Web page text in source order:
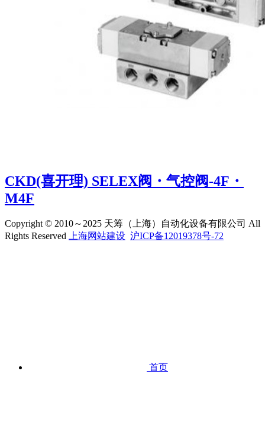
CKD(喜开理) SELEX阀・气控阀-4F・
M4F
Copyright © 2010～2025 天筹（上海）自动化设备有限公司 All
Rights Reserved 上海网站建设 沪ICP备12019378号-72
首页